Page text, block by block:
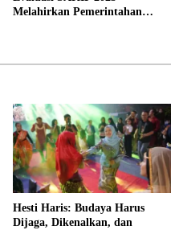
Melahirkan Pemerintahan
Hesti Haris: Budaya Harus
Dijaga, Dikenalkan, dan